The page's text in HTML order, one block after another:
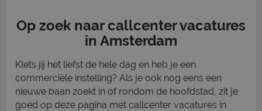
Op zoek naar callcenter vacatures
in Amsterdam
Klets jij het liefst de hele dag en heb je een
commerciële instelling? Als je ook nog eens een
nieuwe baan zoekt in of rondom de hoofdstad, zit je
goed op deze pagina met callcenter vacatures in